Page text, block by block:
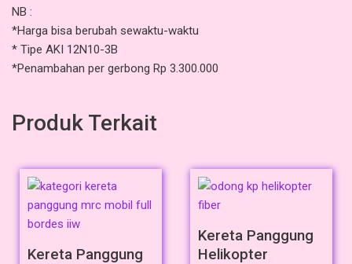
NB :
*Harga bisa berubah sewaktu-waktu
* Tipe AKI 12N10-3B
*Penambahan per gerbong Rp 3.300.000
Produk Terkait
Kereta Panggung
Kereta Panggung
Helikopter